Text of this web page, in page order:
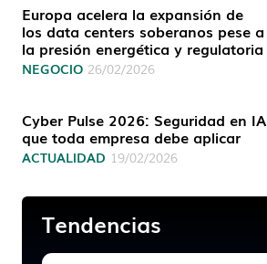
Europa acelera la expansión de
los data centers soberanos pese a
la presión energética y regulatoria
NEGOCIO 26/02/2026
Cyber Pulse 2026: Seguridad en IA
que toda empresa debe aplicar
ACTUALIDAD 19/02/2026
Tendencias